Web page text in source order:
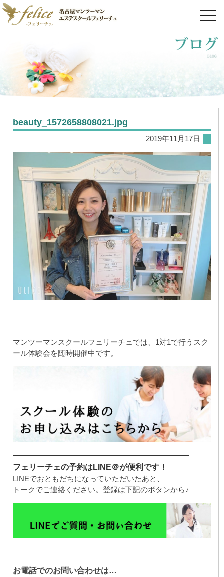
beauty_1572658808021.jpg
2019年11月17日
——————————————————————
——————————————————————
マンツーマンスクールフェリーチェでは、1対1で行うスク
ール体験会を随時開催中です。
——————————————————————
フェリーチェの予約はLINE＠が便利です！
LINEでおともだちになっていただいたあと、
トークでご連絡ください。登録は下記のボタンから♪
お電話でのお問い合わせは…